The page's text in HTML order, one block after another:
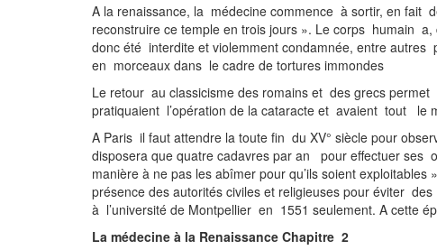
A la renaissance, la médecine commence à sortir, en fait
reconstruire ce temple en trois jours ». Le corps humain
donc été interdite et violemment condamnée, entre
en morceaux dans le cadre
Le retour au classicisme des romains et des grecs
pratiquaient l’opération de la cataracte et avaient tout le
A Paris il faut attendre la toute fin du XV° siècle pour
disposera que quatre cadavres par an pour effectuer ses
manière à ne pas les abîmer pour qu’ils soient
présence des autorités civiles et religieuses pour éviter
à l’université de Montpellier en 1551 seulement. A cette
La médecine à la Renaissance Chapitre 2